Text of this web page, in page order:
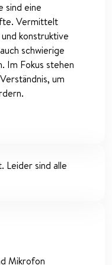
sind eine
Vermittelt
konstruktive
schwierige
Im Fokus stehen
um
Leider sind alle
Mikrofon